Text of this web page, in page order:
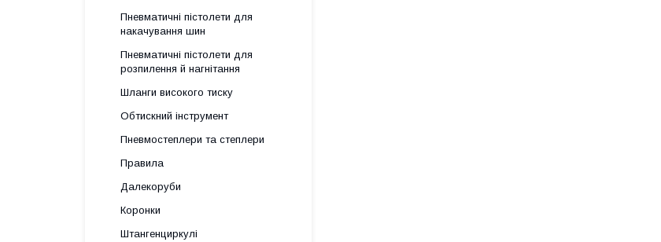
Пневматичні пістолети для
накачування шин
Пневматичні пістолети для
розпилення й нагнітання
Шланги високого тиску
Обтискний інструмент
Пневмостеплери та степлери
Правила
Далекоруби
Коронки
Штангенциркулі